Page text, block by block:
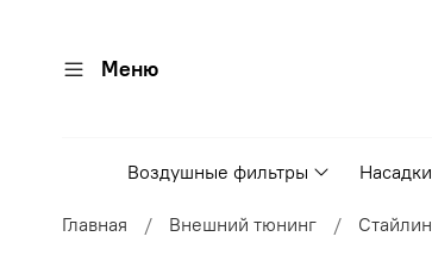
Меню
Воздушные фильтры
Главная Внешний тюнинг